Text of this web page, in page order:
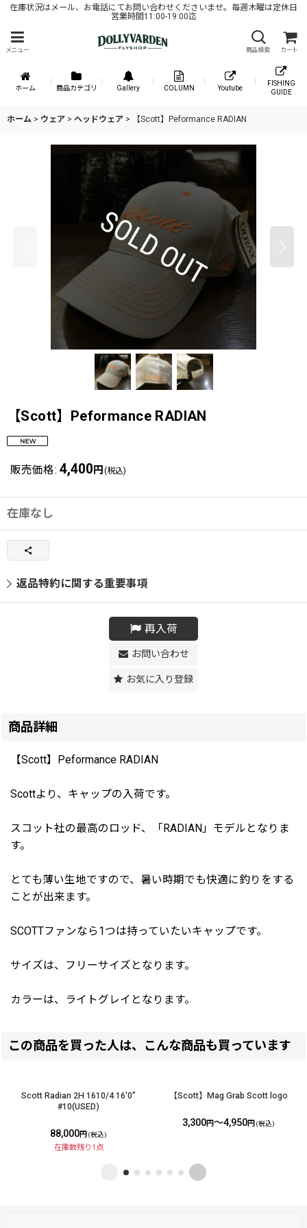
在庫状況はメール、お電話にてお問い合わせくださいませ。毎週木曜は定休日
営業時間11:00-19:00迄
メニュー 商品検索 カート
ホーム 商品カテゴリ Gallery COLUMN Youtube
FISHING
GUIDE
ホーム > ウェア > ヘッドウェア > 【Scott】Peformance RADIAN
【Scott】Peformance RADIAN
販売価格: 4,400 円 (税込)
在庫なし
返品特約に関する重要事項
再入荷
お問い合わせ
お気に入り登録
商品詳細
【Scott】Peformance RADIAN
Scottより、キャップの入荷です。
スコット社の最高のロッド、「RADIAN」モデルとなりま
す。
とても薄い生地ですので、暑い時期でも快適に釣りをする
ことが出来ます。
SCOTTファンなら1つは持っていたいキャップです。
サイズは、フリーサイズとなります。
カラーは、ライトグレイとなります。
この商品を買った人は、こんな商品も買っています
Scott Radian 2H 1610/4 16'0"
#10(USED)
88,000円 (税込)
在庫数残り1点
【Scott】Mag Grab Scott logo
3,300円～4,950円 (税込)